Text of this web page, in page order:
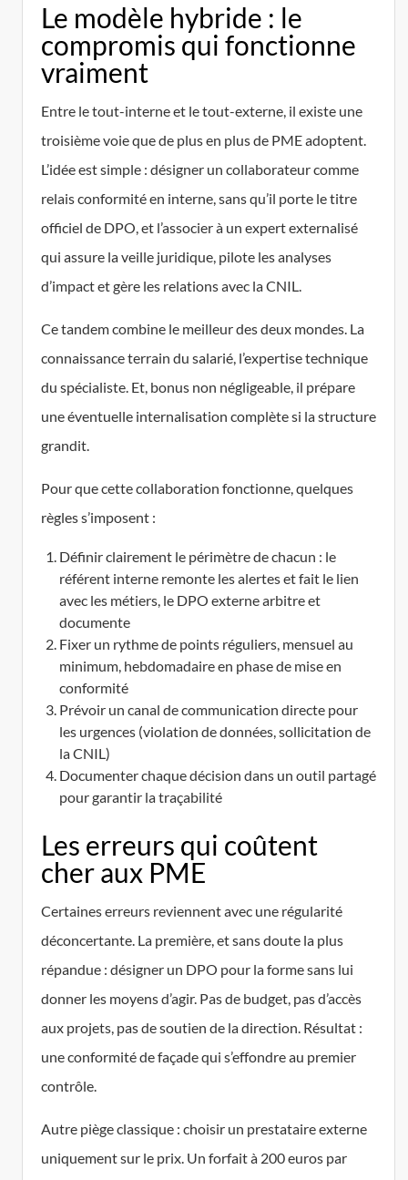
Le modèle hybride : le
compromis qui fonctionne
vraiment
Entre le tout-interne et le tout-externe, il existe une
troisième voie que de plus en plus de PME adoptent.
L’idée est simple : désigner un collaborateur comme
relais conformité en interne, sans qu’il porte le titre
officiel de DPO, et l’associer à un expert externalisé
qui assure la veille juridique, pilote les analyses
d’impact et gère les relations avec la CNIL.
Ce tandem combine le meilleur des deux mondes. La
connaissance terrain du salarié, l’expertise technique
du spécialiste. Et, bonus non négligeable, il prépare
une éventuelle internalisation complète si la structure
grandit.
Pour que cette collaboration fonctionne, quelques
règles s’imposent :
Définir clairement le périmètre de chacun : le
référent interne remonte les alertes et fait le lien
avec les métiers, le DPO externe arbitre et
documente
Fixer un rythme de points réguliers, mensuel au
minimum, hebdomadaire en phase de mise en
conformité
Prévoir un canal de communication directe pour
les urgences (violation de données, sollicitation de
la CNIL)
Documenter chaque décision dans un outil partagé
pour garantir la traçabilité
Les erreurs qui coûtent
cher aux PME
Certaines erreurs reviennent avec une régularité
déconcertante. La première, et sans doute la plus
répandue : désigner un DPO pour la forme sans lui
donner les moyens d’agir. Pas de budget, pas d’accès
aux projets, pas de soutien de la direction. Résultat :
une conformité de façade qui s’effondre au premier
contrôle.
Autre piège classique : choisir un prestataire externe
uniquement sur le prix. Un forfait à 200 euros par